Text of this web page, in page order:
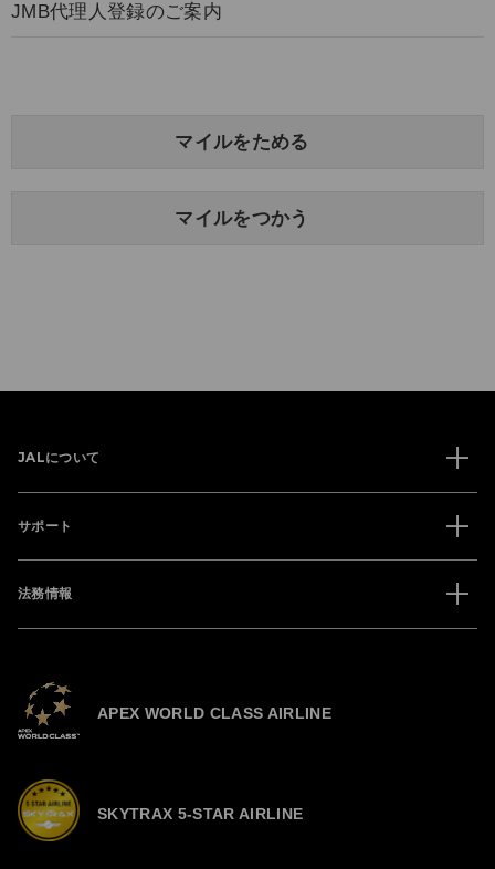
JMB代理人登録のご案内
マイルをためる
マイルをつかう
JALについて
サポート
法務情報
APEX WORLD CLASS AIRLINE
SKYTRAX 5-STAR AIRLINE